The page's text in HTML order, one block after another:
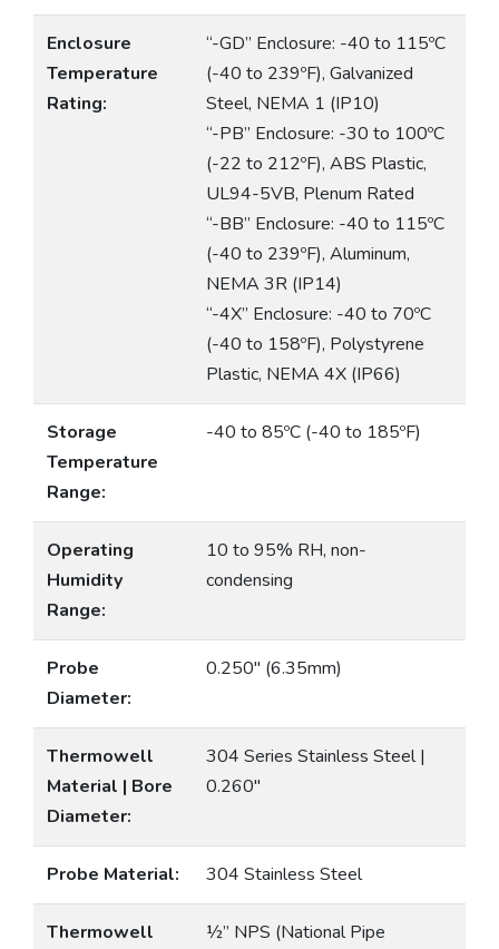
Enclosure
Temperature
Rating:
“-GD” Enclosure: -40 to 115ºC
(-40 to 239ºF), Galvanized
Steel, NEMA 1 (IP10)
“-PB” Enclosure: -30 to 100ºC
(-22 to 212ºF), ABS Plastic,
UL94-5VB, Plenum Rated
“-BB” Enclosure: -40 to 115ºC
(-40 to 239ºF), Aluminum,
NEMA 3R (IP14)
“-4X” Enclosure: -40 to 70ºC
(-40 to 158ºF), Polystyrene
Plastic, NEMA 4X (IP66)
Storage
Temperature
Range:
-40 to 85ºC (-40 to 185ºF)
Operating
Humidity
Range:
10 to 95% RH, non-
condensing
Probe
Diameter:
0.250″ (6.35mm)
Thermowell
Material | Bore
Diameter:
304 Series Stainless Steel |
0.260″
Probe Material: 304 Stainless Steel
Thermowell
½” NPS (National Pipe